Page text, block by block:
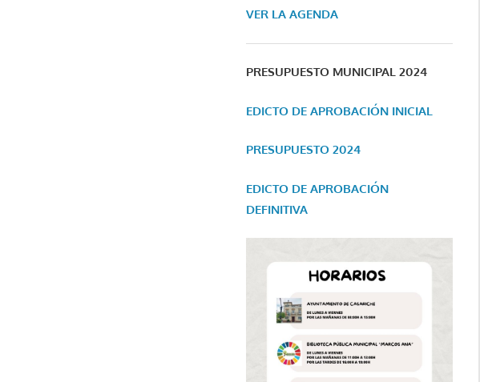
VER LA AGENDA
PRESUPUESTO MUNICIPAL 2024
EDICTO DE APROBACIÓN INICIAL
PRESUPUESTO 2024
EDICTO DE APROBACIÓN
DEFINITIVA